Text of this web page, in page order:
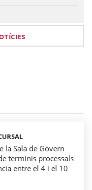
la Sala de Govern
terminis processals
entre el 4 i el 10